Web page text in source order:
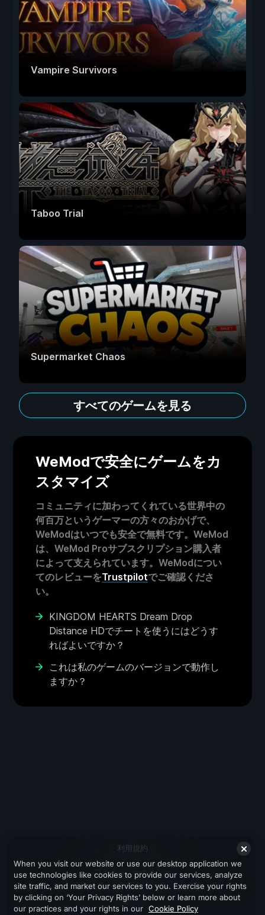
Vampire Survivors
Taboo Trial
Supermarket Chaos
すべてのゲームを見る
WeModで安全にゲームをカ
スタマイズ
コミュニティに加わってくれている世界中の
何百万というゲーマーの方々のおかげで、
WeModはいつでも安全で無料です。WeMod
は、WeMod Proサブスクリプション購入者
によって支えられています。WeModについ
てのレビューをTrustpilotでご確認くださ
い。
KINGDOM HEARTS Dream Drop
Distance HDでチートを使うにはどうす
ればよいですか？
これは私のゲームのバージョンで動作し
ますか？
利用規約
プライバシーポリシー
サポート
When you visit our website or use our desktop application we
use technologies like cookies to provide our services, analyze
site traffic, and market our services to you. Exercise your rights
by clicking on ‘Your Privacy Rights’ below or learn more about
our practices and your rights in our Cookie Policy